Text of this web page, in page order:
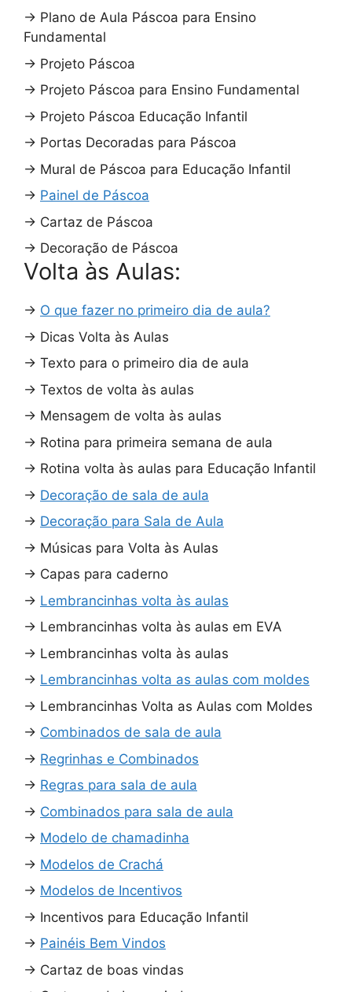
→ Plano de Aula Páscoa para Ensino
Fundamental
→ Projeto Páscoa
→ Projeto Páscoa para Ensino Fundamental
→ Projeto Páscoa Educação Infantil
→ Portas Decoradas para Páscoa
→ Mural de Páscoa para Educação Infantil
→ Painel de Páscoa
→ Cartaz de Páscoa
→ Decoração de Páscoa
Volta às Aulas:
→ O que fazer no primeiro dia de aula?
→ Dicas Volta às Aulas
→ Texto para o primeiro dia de aula
→ Textos de volta às aulas
→ Mensagem de volta às aulas
→ Rotina para primeira semana de aula
→ Rotina volta às aulas para Educação Infantil
→ Decoração de sala de aula
→ Decoração para Sala de Aula
→ Músicas para Volta às Aulas
→ Capas para caderno
→ Lembrancinhas volta às aulas
→ Lembrancinhas volta às aulas em EVA
→ Lembrancinhas volta às aulas
→ Lembrancinhas volta as aulas com moldes
→ Lembrancinhas Volta as Aulas com Moldes
→ Combinados de sala de aula
→ Regrinhas e Combinados
→ Regras para sala de aula
→ Combinados para sala de aula
→ Modelo de chamadinha
→ Modelos de Crachá
→ Modelos de Incentivos
→ Incentivos para Educação Infantil
→ Painéis Bem Vindos
→ Cartaz de boas vindas